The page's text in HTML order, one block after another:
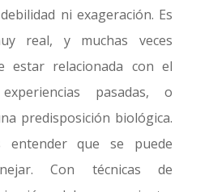
ni exageración. Es
real, y muchas veces
estar relacionada con el
pasadas, o
predisposición biológica.
entender que se puede
Con técnicas de